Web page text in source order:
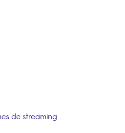
de streaming